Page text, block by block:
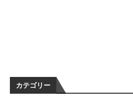
カテゴリー